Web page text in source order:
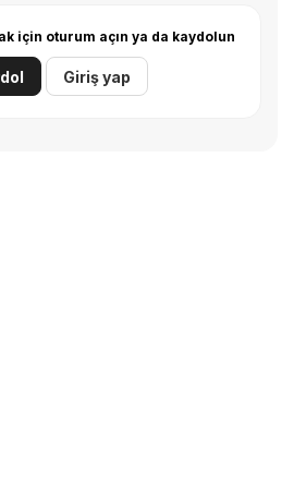
için oturum açın ya da kaydolun
Giriş yap